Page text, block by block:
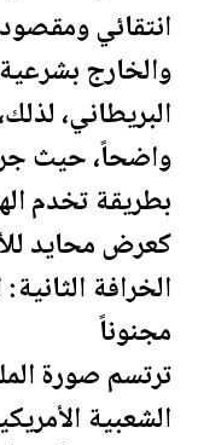
انتقائي
والخارج
البريطاني،
واضحاً، حيث
بطريقة تخدم
كعرض محايد
الخرافة
مجنوناً
ترتسم صورة
الشعبية